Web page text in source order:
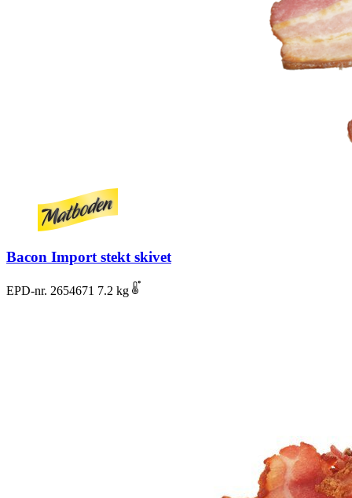
Bacon Import stekt skivet
EPD-nr. 2654671 7.2 kg